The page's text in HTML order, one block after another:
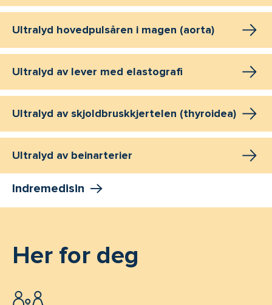
Ultralyd hovedpulsåren i magen (aorta)
Ultralyd av lever med elastografi
Ultralyd av skjoldbruskkjertelen (thyroidea)
Ultralyd av beinarterier
Indremedisin
Her for deg